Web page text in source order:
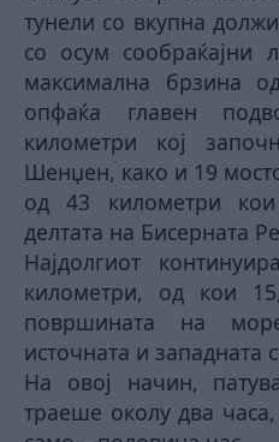
тунели со вкупна
со осум сообраќајни
максимална брзина
опфаќа главен
километри кој
Шенџен, како и 19
од 43 километри
делтата на Бисерната
Најдолгиот
километри, од кои
површината на
источната и западната
На овој начин,
траеше околу два